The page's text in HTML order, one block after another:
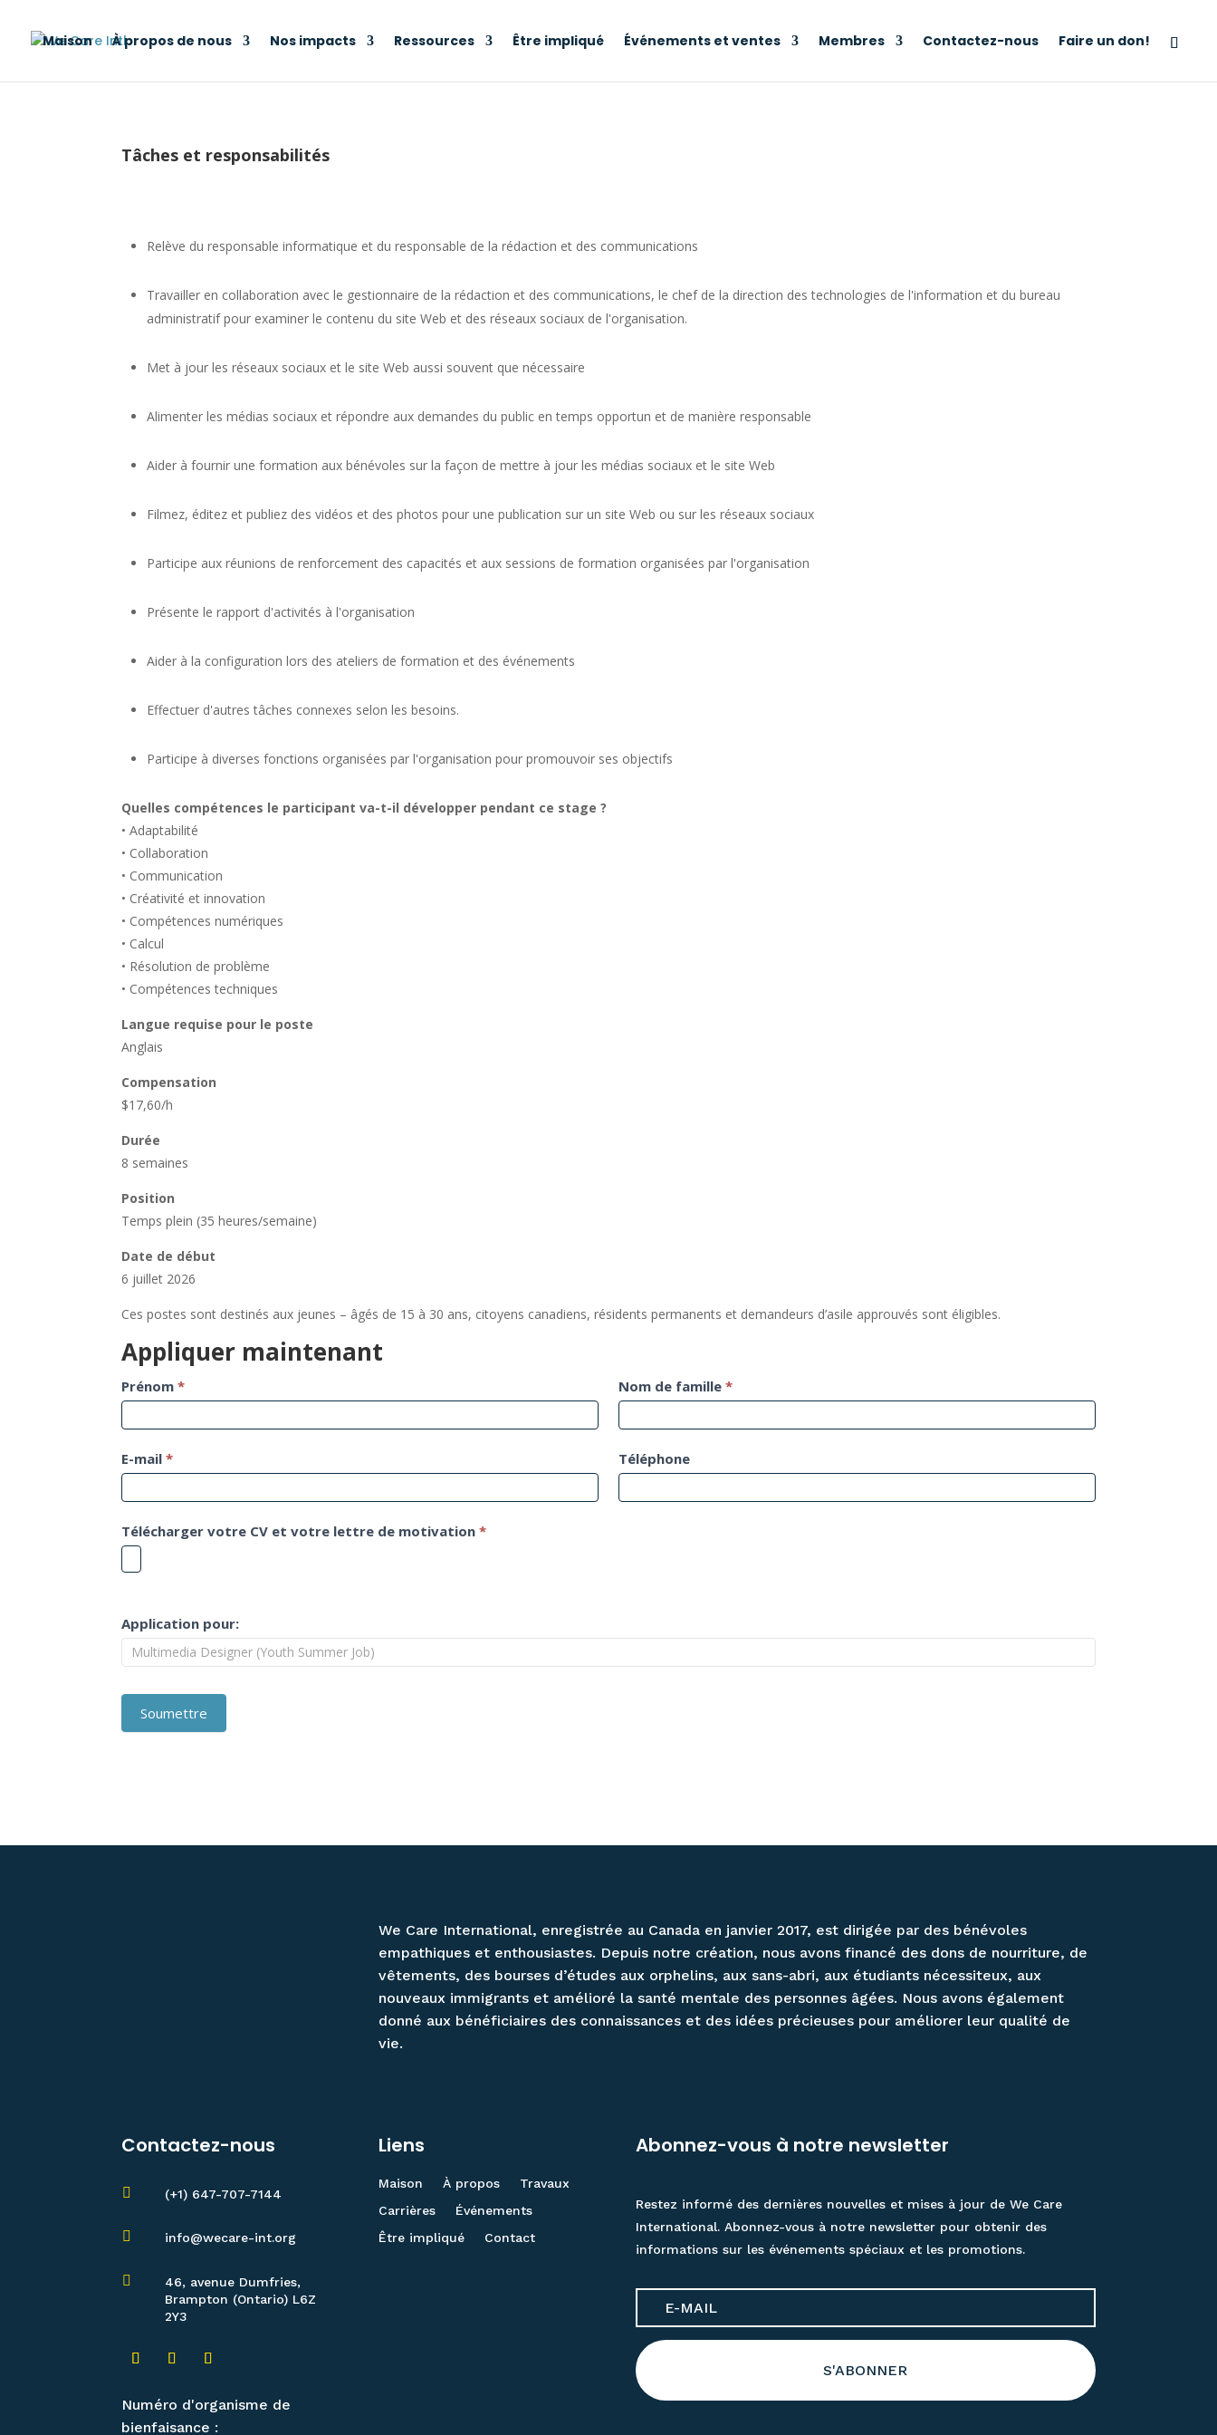
Maison À propos de nous Nos impacts Ressources Être impliqué Événements et ventes Membres Contactez-nous Faire un don!
Tâches et responsabilités
Relève du responsable informatique et du responsable de la rédaction et des communications
Travailler en collaboration avec le gestionnaire de la rédaction et des communications, le chef de la direction des technologies de l'information et du bureau
administratif pour examiner le contenu du site Web et des réseaux sociaux de l'organisation.
Met à jour les réseaux sociaux et le site Web aussi souvent que nécessaire
Alimenter les médias sociaux et répondre aux demandes du public en temps opportun et de manière responsable
Aider à fournir une formation aux bénévoles sur la façon de mettre à jour les médias sociaux et le site Web
Filmez, éditez et publiez des vidéos et des photos pour une publication sur un site Web ou sur les réseaux sociaux
Participe aux réunions de renforcement des capacités et aux sessions de formation organisées par l'organisation
Présente le rapport d'activités à l'organisation
Aider à la configuration lors des ateliers de formation et des événements
Effectuer d'autres tâches connexes selon les besoins.
Participe à diverses fonctions organisées par l'organisation pour promouvoir ses objectifs
Quelles compétences le participant va-t-il développer pendant ce stage ?
• Adaptabilité
• Collaboration
• Communication
• Créativité et innovation
• Compétences numériques
• Calcul
• Résolution de problème
• Compétences techniques
Langue requise pour le poste
Anglais
Compensation
$17,60/h
Durée
8 semaines
Position
Temps plein (35 heures/semaine)
Date de début
6 juillet 2026
Ces postes sont destinés aux jeunes – âgés de 15 à 30 ans, citoyens canadiens, résidents permanents et demandeurs d’asile approuvés sont éligibles.
Appliquer maintenant
Demande
d'emploi
Prénom* Nom de famille *
E-mail* Téléphone
Télécharger votre CV et votre lettre de motivation*
Application pour:
Soumettre
We Care International, enregistrée au Canada en janvier 2017, est dirigée par des bénévoles
empathiques et enthousiastes. Depuis notre création, nous avons financé des dons de nourriture, de
vêtements, des bourses d’études aux orphelins, aux sans-abri, aux étudiants nécessiteux, aux
nouveaux immigrants et amélioré la santé mentale des personnes âgées. Nous avons également
donné aux bénéficiaires des connaissances et des idées précieuses pour améliorer leur qualité de
vie.
Contactez-nous
 (+1) 647-707-7144
 info@wecare-int.org

46, avenue Dumfries,
Brampton (Ontario) L6Z
2Y3
Numéro d'organisme de
bienfaisance :
Liens
Maison À propos
Travaux
Carrières
Événements
Être impliqué
Contact
Abonnez-vous à notre newsletter
Restez informé des dernières nouvelles et mises à jour de We Care
International. Abonnez-vous à notre newsletter pour obtenir des
informations sur les événements spéciaux et les promotions.
S'ABONNER